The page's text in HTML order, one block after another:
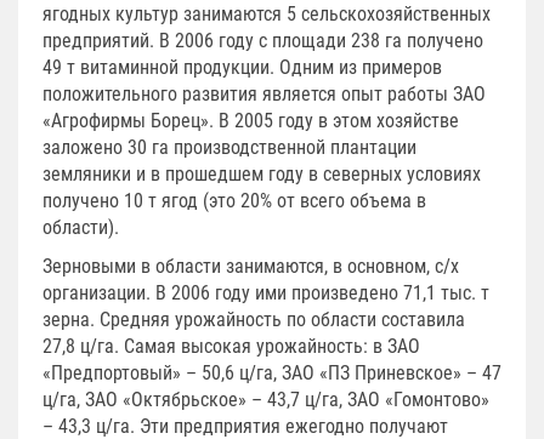
ягодных культур занимаются 5 сельскохозяйственных
предприятий. В 2006 году с площади 238 га получено
49 т витаминной продукции. Одним из примеров
положительного развития является опыт работы ЗАО
«Агрофирмы Борец». В 2005 году в этом хозяйстве
заложено 30 га производственной плантации
земляники и в прошедшем году в северных условиях
получено 10 т ягод (это 20% от всего объема в
области).
Зерновыми в области занимаются, в основном, с/х
организации. В 2006 году ими произведено 71,1 тыс. т
зерна. Средняя урожайность по области составила
27,8 ц/га. Самая высокая урожайность: в ЗАО
«Предпортовый» – 50,6 ц/га, ЗАО «ПЗ Приневское» – 47
ц/га, ЗАО «Октябрьское» – 43,7 ц/га, ЗАО «Гомонтово»
– 43,3 ц/га. Эти предприятия ежегодно получают